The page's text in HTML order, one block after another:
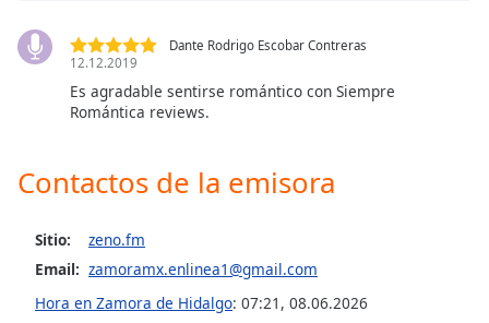
Opacity
Color
Opacity
Font
Dante Rodrigo Escobar Contreras
12.12.2019
Es agradable sentirse romántico con Siempre
Romántica reviews.
Contactos de la emisora
Sitio:
zeno.fm
Email: zamoramx.enlinea1@gmail.com
Hora en Zamora de Hidalgo: 07:21 , 08.06.2026